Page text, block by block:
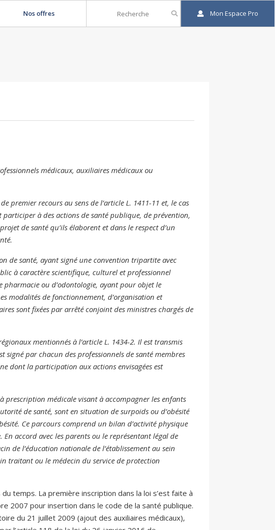
Nos offres Mon Espace Pro
médicaux, auxiliaires médicaux ou
premier recours au sens de l’article L. 1411-11 et, le cas
participer à des actions de santé publique, de prévention,
de santé qu’ils élaborent et dans le respect d’un
de santé, ayant signé une convention tripartite avec
à caractère scientifique, culturel et professionnel
ou d’odontologie, ayant pour objet le
modalités de fonctionnement, d’organisation et
sont fixées par arrêté conjoint des ministres chargés de
mentionnés à l’article L. 1434-2. Il est transmis
signé par chacun des professionnels de santé membres
dont la participation aux actions envisagées est
prescription médicale visant à accompagner les enfants
de santé, sont en situation de surpoids ou d’obésité
Ce parcours comprend un bilan d’activité physique
accord avec les parents ou le représentant légal de
de l’éducation nationale de l’établissement au sein
traitant ou le médecin du service de protection
temps. La première inscription dans la loi s’est faite à
2007 pour insertion dans le code de la santé publique.
du 21 juillet 2009 (ajout des auxiliaires médicaux),